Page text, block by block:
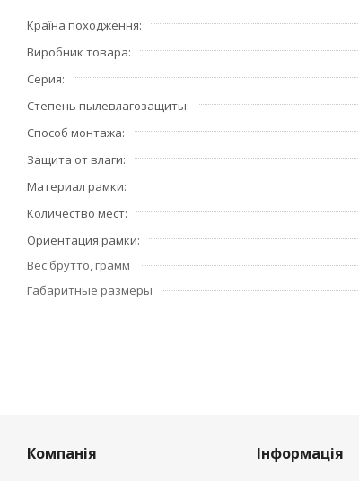
Країна походження
Виробник товара
Серия
Степень пылевлагозащиты
Способ монтажа
Защита от влаги
Материал рамки
Количество мест
Ориентация рамки
Вес брутто, грамм
Габаритные размеры
Компанія Інформація